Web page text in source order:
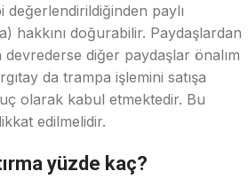
değerlendirildiğinden paylı
hakkını doğurabilir. Paydaşlardan
diğer paydaşlar önalım
da trampa işlemini satışa
olarak kabul etmektedir. Bu
edilmelidir.
yüzde kaç?